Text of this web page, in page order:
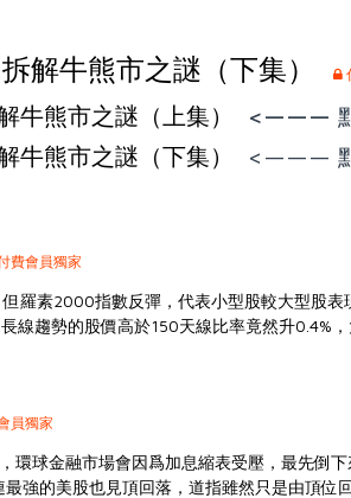
解牛熊市之謎（下集）
牛熊市之謎（上集）
<——— 點
牛熊市之謎（下集）
<——— 點
費會員獨家
羅素2000指數反彈，代表小型股較大型股
線趨勢的股價高於150天線比率竟然升0.4%，
員獨家
環球金融市場會因爲加息縮表受壓，最先倒
強的美股也見頂回落，道指雖然只是由頂位